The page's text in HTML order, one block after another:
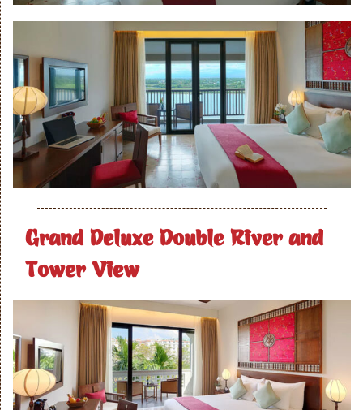
Grand Deluxe Double River and
Tower View